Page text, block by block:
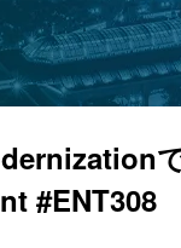
#ENT308